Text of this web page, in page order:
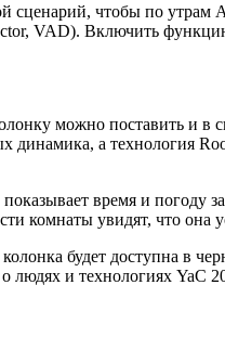
сценарий, чтобы по утрам
VAD). Включить
можно поставить и в
а технология
время и погоду
комнаты увидят, что она
будет доступна в
и технологиях YaC